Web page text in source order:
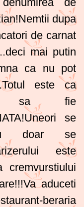
dupa
de carnat
mai putin
ca nu pot
este ca
sa fie
se
doar se
este
aduceti
beraria